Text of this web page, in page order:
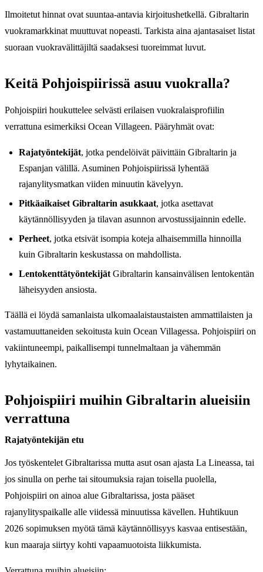
Ilmoitetut hinnat ovat suuntaa-antavia kirjoitushetkellä. Gibraltarin
vuokramarkkinat muuttuvat nopeasti. Tarkista aina ajantasaiset listat
suoraan vuokravälittäjiltä saadaksesi tuoreimmat luvut.
Keitä Pohjoispiirissä asuu vuokralla?
Pohjoispiiri houkuttelee selvästi erilaisen vuokralaisprofiilin
verrattuna esimerkiksi Ocean Villageen. Pääryhmät ovat:
Rajatyöntekijät, jotka pendelöivät päivittäin Gibraltarin ja
Espanjan välillä. Asuminen Pohjoispiirissä lyhentää
rajanylitysmatkan viiden minuutin kävelyyn.
Pitkäaikaiset Gibraltarin asukkaat, jotka asettavat
käytännöllisyyden ja tilavan asunnon arvostussijainnin edelle.
Perheet, jotka etsivät isompia koteja alhaisemmilla hinnoilla
kuin Gibraltarin keskustassa on mahdollista.
Lentokenttätyöntekijät Gibraltarin kansainvälisen lentokentän
läheisyyden ansiosta.
Täällä ei löydä samanlaista ulkomaalaistaustaisten ammattilaisten ja
vastamuuttaneiden sekoitusta kuin Ocean Villagessa. Pohjoispiiri on
vakiintuneempi, paikallisempi tunnelmaltaan ja vähemmän
lyhytaikainen.
Pohjoispiiri muihin Gibraltarin alueisiin
verrattuna
Rajatyöntekijän etu
Jos työskentelet Gibraltarissa mutta asut osan ajasta La Lineassa, tai
jos sinulla on perhe tai sitoumuksia rajan toisella puolella,
Pohjoispiiri on ainoa alue Gibraltarissa, josta pääset
rajanylityspaikalle alle viidessä minuutissa kävellen. Huhtikuun
2026 sopimuksen myötä tämä käytännöllisyys kasvaa entisestään,
kun maaraja siirtyy kohti vapaamuotoista liikkumista.